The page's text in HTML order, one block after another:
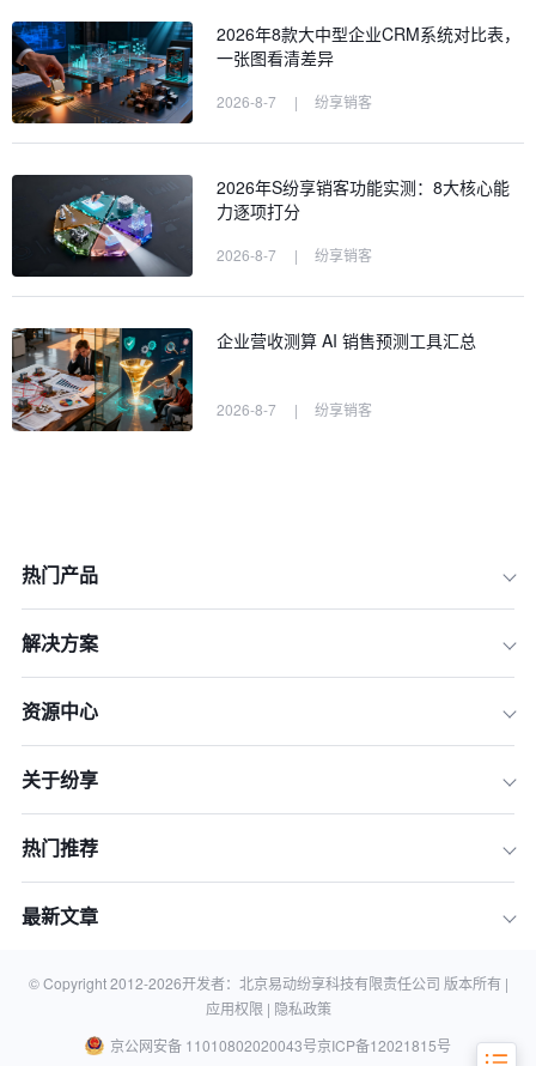
四、营销线索管理系统的企业应用场景
常见问题
2026年8款大中型企业CRM系统对比表，
一张图看清差异
2026-8-7 | 纷享销客
2026年S纷享销客功能实测：8大核心能
力逐项打分
2026-8-7 | 纷享销客
企业营收测算 AI 销售预测工具汇总
2026-8-7 | 纷享销客
热门产品
解决方案
资源中心
关于纷享
热门推荐
最新文章
© Copyright 2012-2026开发者：北京易动纷享科技有限责任公司 版本所有 |
应用权限 | 隐私政策
京公网安备 11010802020043号京ICP备12021815号